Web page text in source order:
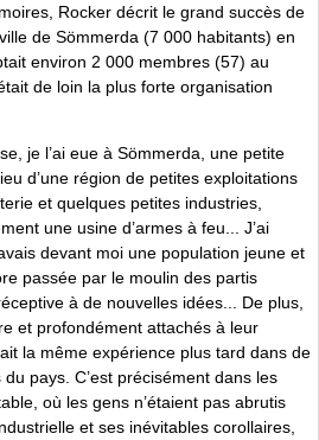
Rocker décrit le grand succès de
de Sömmerda (7 000 habitants) en
environ 2 000 membres (57) au
de loin la plus forte organisation
je l’ai eue à Sömmerda, une petite
d’une région de petites exploitations
et quelques petites industries,
une usine d’armes à feu... J’ai
devant moi une population jeune et
passée par le moulin des partis
à de nouvelles idées... De plus,
et profondément attachés à leur
la même expérience plus tard dans de
pays. C’est précisément dans les
où les gens n’étaient pas abrutis
et ses inévitables corollaires,